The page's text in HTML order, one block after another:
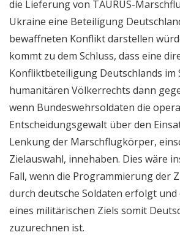
die Lieferung von TAURUS-
Ukraine eine Beteiligung
bewaffneten Konflikt darstellen
kommt zu dem Schluss, dass eine
Konfliktbeteiligung Deutschlands im
humanitären Völkerrechts dann
wenn Bundeswehrsoldaten die
Entscheidungsgewalt über den
Lenkung der Marschflugkörper,
Zielauswahl, innehaben. Dies wäre
Fall, wenn die Programmierung der
durch deutsche Soldaten erfolgt
eines militärischen Ziels somit
zuzurechnen ist.